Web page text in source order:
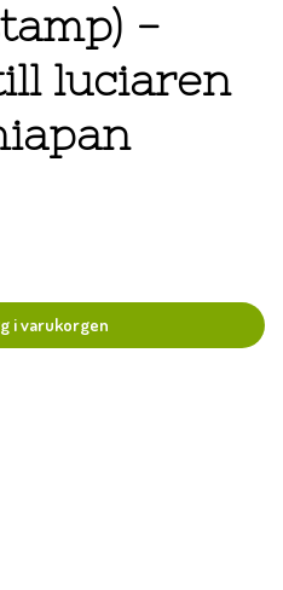
-
luciaren
i varukorgen